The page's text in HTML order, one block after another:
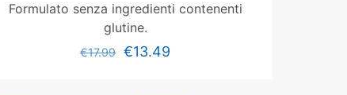
Formulato senza ingredienti contenenti
glutine.
€17.99 €13.49